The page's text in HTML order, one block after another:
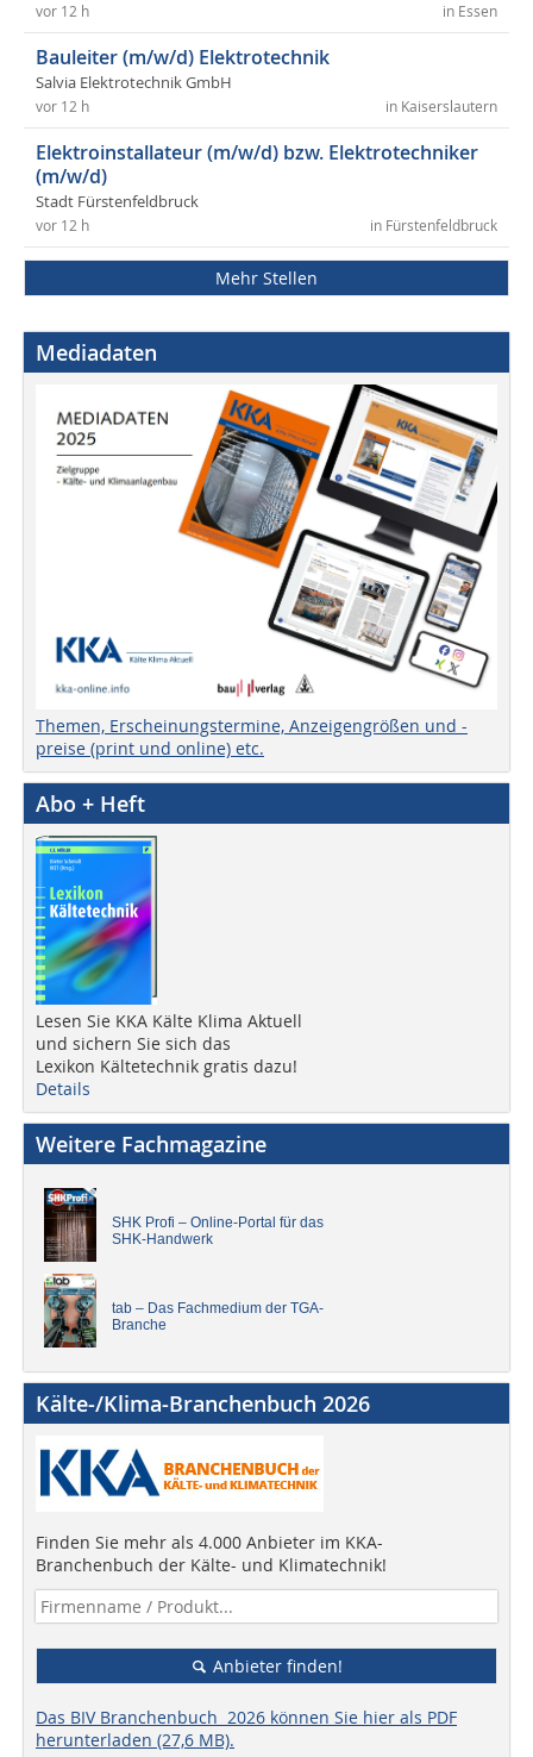
in Essen
vor 12 h
Bauleiter (m/w/d) Elektrotechnik
Salvia Elektrotechnik GmbH
in Kaiserslautern
vor 12 h
Elektroinstallateur (m/w/d) bzw. Elektrotechniker
(m/w/d)
Stadt Fürstenfeldbruck
in Fürstenfeldbruck
vor 12 h
Mehr Stellen
Mediadaten
Themen, Erscheinungstermine, Anzeigengrößen und -
preise (print und online) etc.
Abo + Heft
Lesen Sie KKA Kälte Klima Aktuell
und sichern Sie sich das
Lexikon Kältetechnik gratis dazu!
Details
Weitere Fachmagazine
SHK Profi – Online-Portal für das
SHK-Handwerk
tab – Das Fachmedium der TGA-
Branche
Kälte-/Klima-Branchenbuch 2026
Finden Sie mehr als 4.000 Anbieter im KKA-
Branchenbuch der Kälte- und Klimatechnik!
Anbieter finden!
Das BIV Branchenbuch 2026 können Sie hier als PDF
herunterladen (27,6 MB).